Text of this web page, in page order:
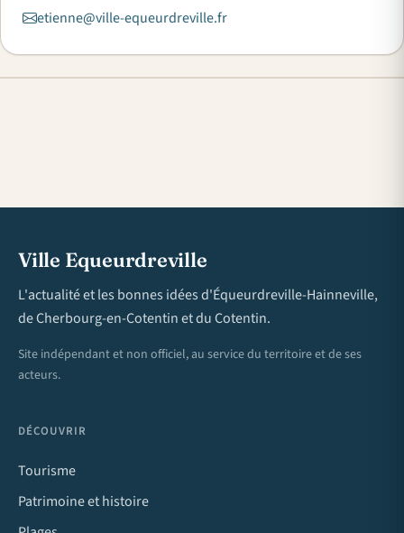
etienne@ville-equeurdreville.fr
Ville Equeurdreville
L'actualité et les bonnes idées d'Équeurdreville-Hainneville,
de Cherbourg-en-Cotentin et du Cotentin.
Site indépendant et non officiel, au service du territoire et de ses
acteurs.
DÉCOUVRIR
Tourisme
Patrimoine et histoire